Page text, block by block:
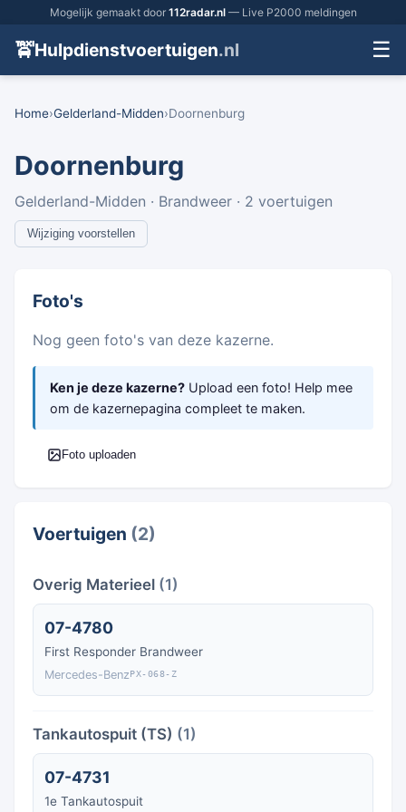
Mogelijk gemaakt door 112radar.nl— Live P2000 meldingen
🚖Hulpdienstvoertuigen.nl ☰
Home›Gelderland-Midden›Doornenburg
Doornenburg
Gelderland-Midden · Brandweer · 2 voertuigen
Wijziging voorstellen
Foto's
Nog geen foto's van deze kazerne.
Ken je deze kazerne? Upload een foto! Help mee
om de kazernepagina compleet te maken.
Foto uploaden
Voertuigen (2)
Overig Materieel (1)
07-4780
First Responder Brandweer
Mercedes-BenzPX-068-Z
Tankautospuit (TS) (1)
07-4731
1e Tankautospuit